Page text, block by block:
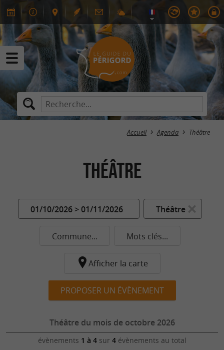
Accueil Agenda Théâtre
Théâtre
01/10/2026 > 01/11/2026 Théâtre
Commune... Mots clés...
Afficher la carte
PROPOSER UN ÉVÈNEMENT
Théâtre du mois de octobre 2026
évènements 1 à 4sur 4évènements au total